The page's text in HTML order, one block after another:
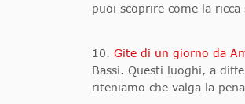
puoi scoprire come la
10. Gite di un giorno da
Bassi. Questi luoghi, a
riteniamo che valga la